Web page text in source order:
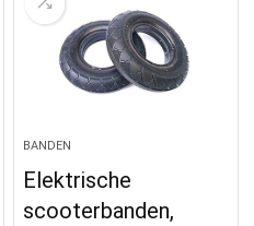
BANDEN
Elektrische
scooterbanden,